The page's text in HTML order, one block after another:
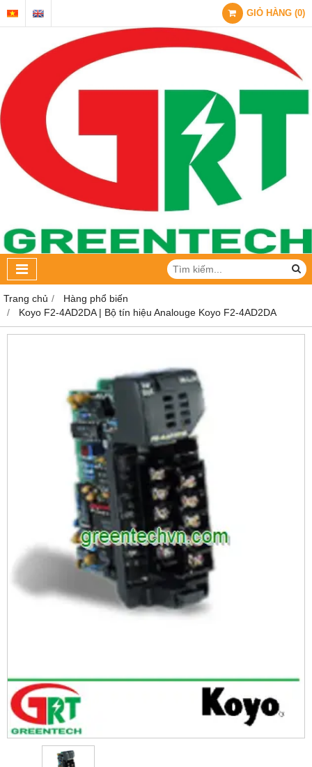
GIỎ HÀNG (0)
Trang chủ
Hàng phổ biến
Koyo F2-4AD2DA | Bộ tín hiệu Analouge Koyo F2-4AD2DA